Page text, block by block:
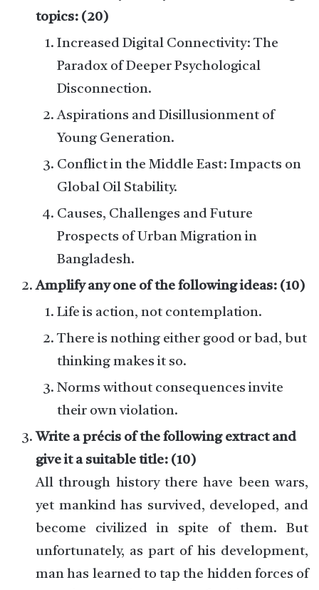
topics: (20)
Increased Digital Connectivity: The
Paradox of Deeper Psychological
Disconnection.
Aspirations and Disillusionment of
Young Generation.
Conflict in the Middle East: Impacts on
Global Oil Stability.
Causes, Challenges and Future
Prospects of Urban Migration in
Bangladesh.
Amplify any one of the following ideas: (10)
Life is action, not contemplation.
There is nothing either good or bad, but
thinking makes it so.
Norms without consequences invite
their own violation.
Write a précis of the following extract and
give it a suitable title: (10)
All through history there have been wars,
yet mankind has survived, developed, and
become civilized in spite of them. But
unfortunately, as part of his development,
man has learned to tap the hidden forces of